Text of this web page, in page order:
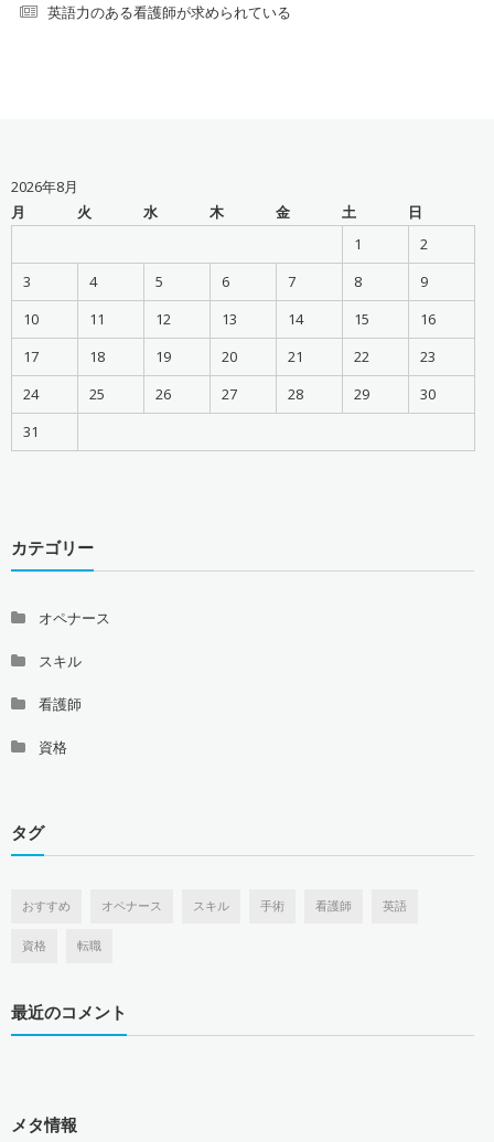
英語力のある看護師が求められている
2026年8月
月
火 水 木 金 土
日
1
2
3
4 5 6 7 8
9
10
11 12 13 14 15
16
17
18 19 20 21 22
23
24
25 26 27 28 29
30
31
カテゴリー
オペナース
スキル
看護師
資格
タグ
おすすめ オペナース スキル 手術 看護師 英語
資格 転職
最近のコメント
メタ情報